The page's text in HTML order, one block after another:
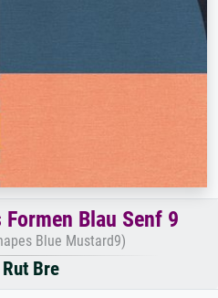
Blau Senf 9
Blue Mustard9)
Bre